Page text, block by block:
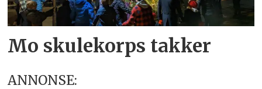
Mo skulekorps takker
ANNONSE: